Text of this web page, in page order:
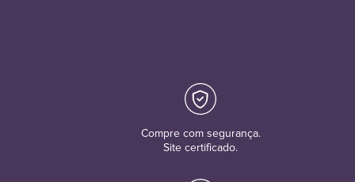
Compre com segurança.
Site certificado.